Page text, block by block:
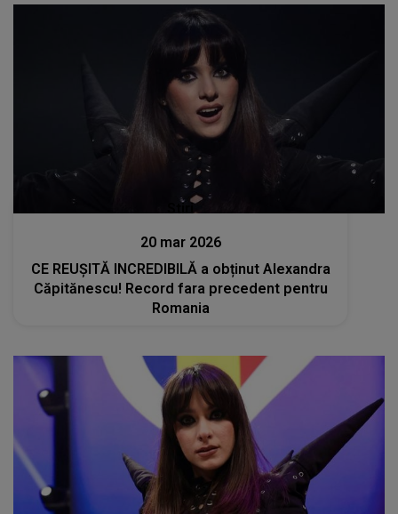
Stiri
20 mar 2026
CE REUȘITĂ INCREDIBILĂ a obținut Alexandra
Căpitănescu! Record fara precedent pentru
Romania